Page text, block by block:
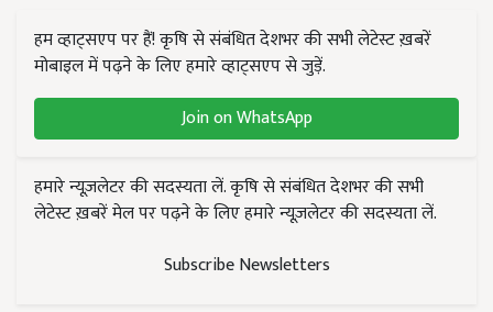
हम व्हाट्सएप पर हैं! कृषि से संबंधित देशभर की सभी लेटेस्ट ख़बरें
मोबाइल में पढ़ने के लिए हमारे व्हाट्सएप से जुड़ें.
Join on WhatsApp
हमारे न्यूज़लेटर की सदस्यता लें. कृषि से संबंधित देशभर की सभी
लेटेस्ट ख़बरें मेल पर पढ़ने के लिए हमारे न्यूज़लेटर की सदस्यता लें.
Subscribe Newsletters